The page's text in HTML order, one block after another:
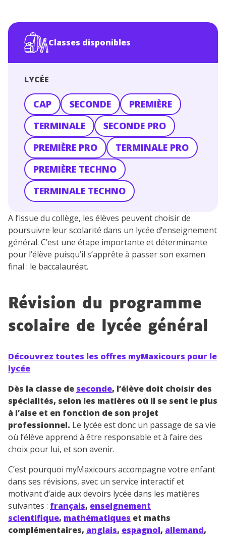
Classes disponibles
LYCÉE
CAP SECONDE
PREMIÈRE
TERMINALE
SECONDE PRO
PREMIÈRE PRO
TERMINALE PRO
PREMIÈRE TECHNO
TERMINALE TECHNO
A l’issue du collège, les élèves peuvent choisir de
poursuivre leur scolarité dans un lycée d’enseignement
général. C’est une étape importante et déterminante
pour l’élève puisqu’il s’apprête à passer son examen
final : le baccalauréat.
Révision du programme
scolaire de lycée général
Découvrez toutes les offres myMaxicours pour le
lycée
Dès la classe de seconde, l’élève doit choisir des
spécialités, selon les matières où il se sent le plus
à l’aise et en fonction de son projet
professionnel. Le lycée est donc un passage de sa vie
où l’élève apprend à être responsable et à faire des
choix pour lui, et son avenir.
C’est pourquoi myMaxicours accompagne votre enfant
dans ses révisions, avec un service interactif et
motivant d’aide aux devoirs lycée dans les matières
suivantes : français, enseignement
scientifique, mathématiques et maths
complémentaires, anglais, espagnol, allemand,